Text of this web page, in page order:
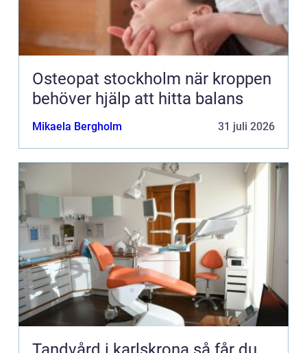
Osteopat stockholm när kroppen
behöver hjälp att hitta balans
Mikaela Bergholm 31 juli 2026